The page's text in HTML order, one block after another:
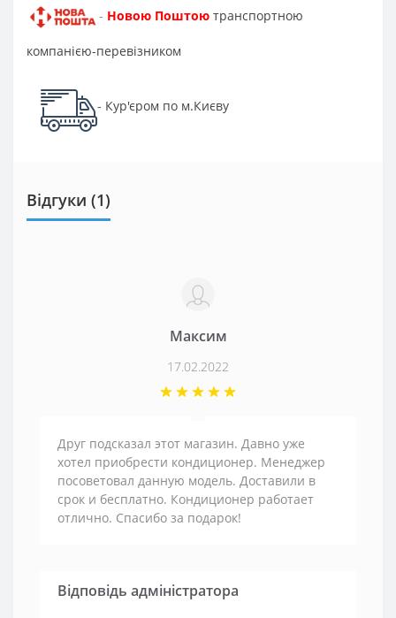
- Новою Поштою транспортною
компанією-перевізником
- Кур'єром по м.Києву
Відгуки (1)
Максим
17.02.2022
Друг подсказал этот магазин. Давно уже
хотел приобрести кондиционер. Менеджер
посоветовал данную модель. Доставили в
срок и бесплатно. Кондиционер работает
отлично. Спасибо за подарок!
Відповідь адміністратора